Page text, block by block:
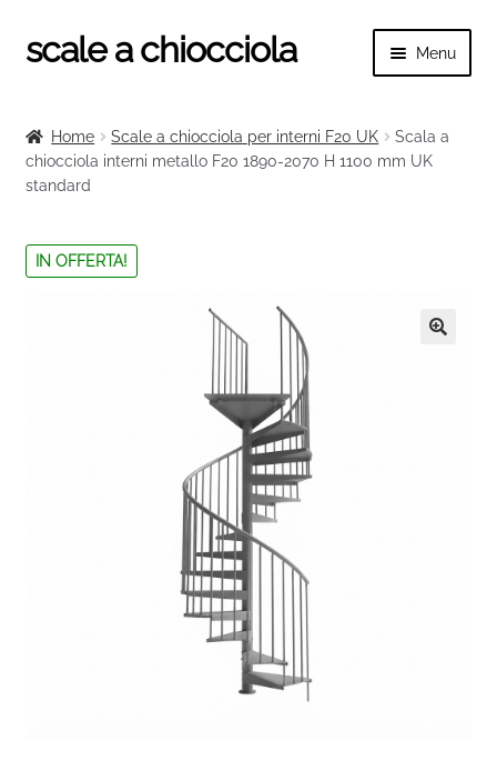
Vai
alla
Vai
al
scale a chiocciola Menu
il
Tutte le scale
Ringhiere e balaustre
menu
Home Scale a chiocciola per interni F20 UK
Scala a
chiocciola interni metallo F20 1890-2070 H 1100 mm UK
standard
IN OFFERTA!